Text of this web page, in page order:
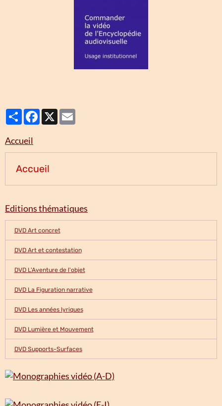
PartagerFacebook
Accueil
Accueil
Editions thématiques
DVD Art concret
DVD Art et contestation
DVD L'Aventure de l'objet
DVD La Figuration narrative
DVD Les années lyriques
DVD Lumière et Mouvement
DVD Supports-Surfaces